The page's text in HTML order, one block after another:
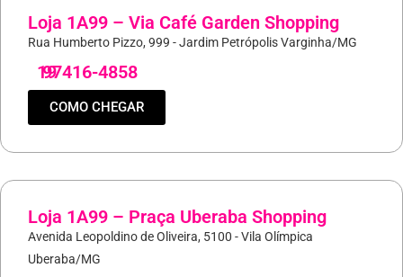
Loja 1A99 – Via Café Garden Shopping
Rua Humberto Pizzo, 999 - Jardim Petrópolis Varginha/MG
19
97416-4858
COMO CHEGAR
Loja 1A99 – Praça Uberaba Shopping
Avenida Leopoldino de Oliveira, 5100 - Vila Olímpica
Uberaba/MG